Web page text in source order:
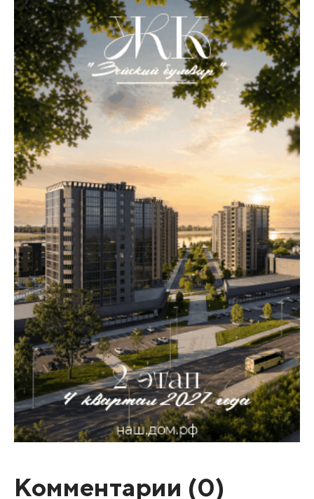
Комментарии (0)